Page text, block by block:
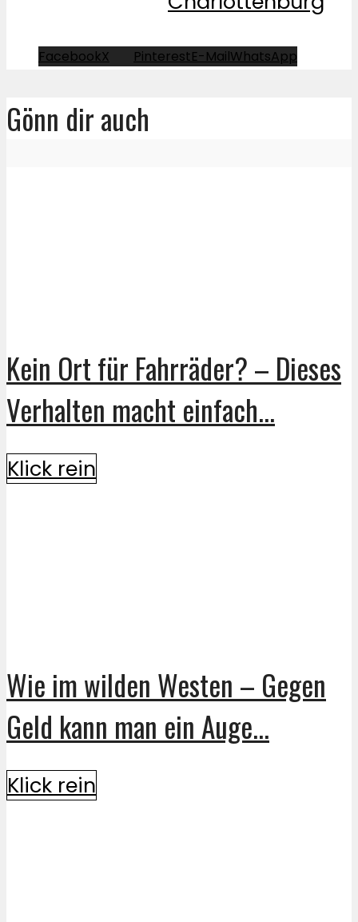
FacebookX PinterestE-MailWhatsApp
Gönn dir auch
Kein Ort für Fahrräder? – Dieses
Verhalten macht einfach...
Klick rein
Wie im wilden Westen – Gegen
Geld kann man ein Auge...
Klick rein